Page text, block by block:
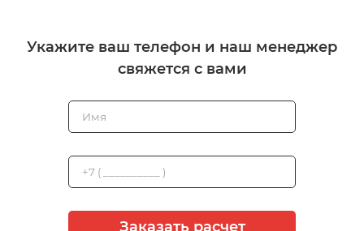
Укажите ваш телефон и наш менеджер
свяжется с вами
Заказать расчет